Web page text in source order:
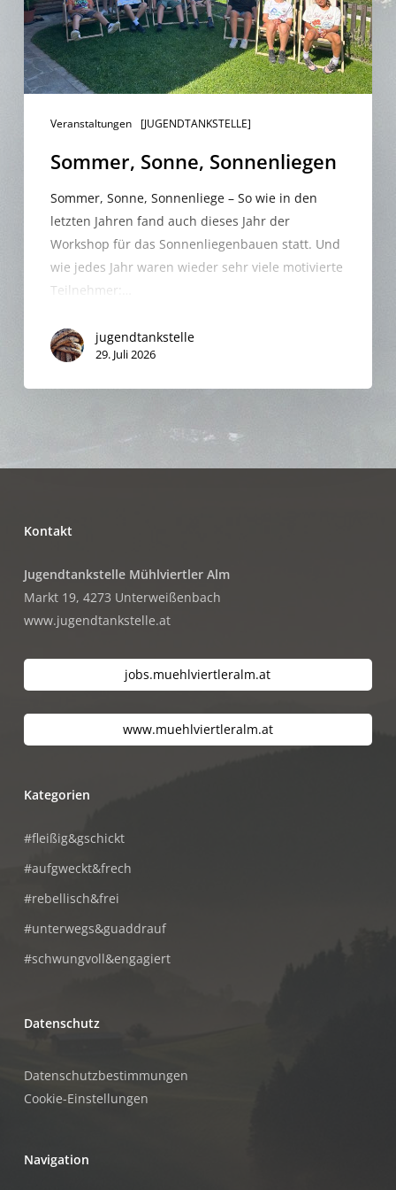
Veranstaltungen [JUGENDTANKSTELLE]
Sommer, Sonne, Sonnenliegen
Sommer, Sonne, Sonnenliege – So wie in den
letzten Jahren fand auch dieses Jahr der
Workshop für das Sonnenliegenbauen statt. Und
wie jedes Jahr waren wieder sehr viele motivierte
Teilnehmer:…
jugendtankstelle
29. Juli 2026
Kontakt
Jugendtankstelle Mühlviertler Alm
Markt 19, 4273 Unterweißenbach
www.jugendtankstelle.at
jobs.muehlviertleralm.at
www.muehlviertleralm.at
Kategorien
#fleißig&gschickt
#aufgweckt&frech
#rebellisch&frei
#unterwegs&guaddrauf
#schwungvoll&engagiert
Datenschutz
Datenschutzbestimmungen
Cookie-Einstellungen
Navigation